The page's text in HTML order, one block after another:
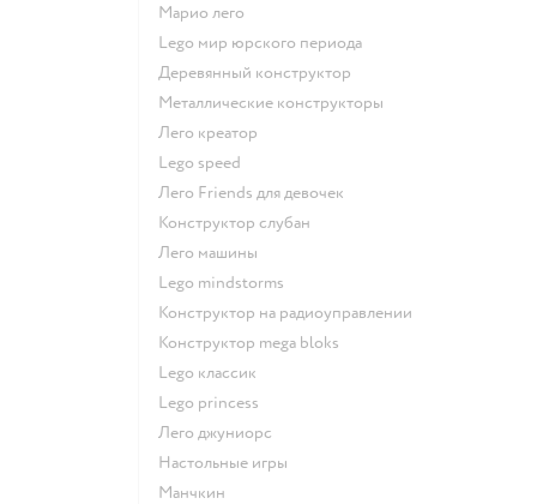
Марио лего
Lego мир юрского периода
Деревянный конструктор
Металлические конструкторы
Лего креатор
Lego speed
Лего Friends для девочек
Конструктор слубан
Лего машины
Lego mindstorms
Конструктор на радиоуправлении
Конструктор mega bloks
Lego классик
Lego princess
Лего джуниорс
Настольные игры
Манчкин